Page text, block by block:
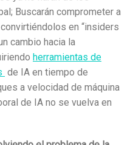
Buscarán comprometer a
en “insiders
cambio hacia la
herramientas de
de IA en tiempo de
a velocidad de máquina
de IA no se vuelva en